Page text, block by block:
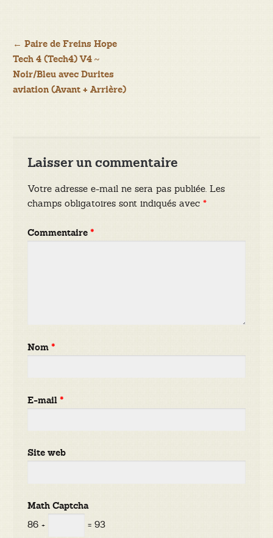
Navigation
de
l’article
← Paire de Freins Hope
Tech 4 (Tech4) V4 ~
Noir/Bleu avec Durites
aviation (Avant + Arrière)
Laisser un commentaire
Votre adresse e-mail ne sera pas publiée. Les
champs obligatoires sont indiqués avec*
Commentaire*
Nom*
E-mail*
Site web
Math Captcha
86 +
= 93